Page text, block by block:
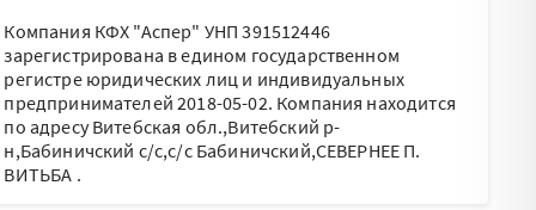
Компания КФХ "Аспер" УНП 391512446
зарегистрирована в едином государственном
регистре юридических лиц и индивидуальных
предпринимателей 2018-05-02. Компания находится
по адресуВитебская обл.,Витебский р-
н,Бабиничский с/с,с/с Бабиничский,СЕВЕРНЕЕ П.
ВИТЬБА .